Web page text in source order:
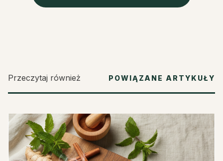
Przeczytaj również POWIĄZANE ARTYKUŁY